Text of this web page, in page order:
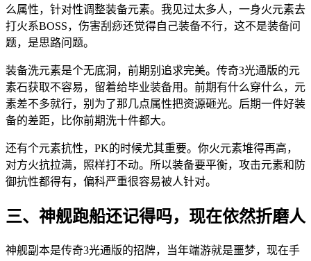
么属性，针对性调整装备元素。我见过太多人，一身火元素去
打火系BOSS，伤害刮痧还觉得自己装备不行，这不是装备问
题，是思路问题。
装备洗元素是个无底洞，前期别追求完美。传奇3光通版的元
素石获取不容易，留着给毕业装备用。前期有什么穿什么，元
素差不多就行，别为了那几点属性把资源砸光。后期一件好装
备的差距，比你前期洗十件都大。
还有个元素抗性，PK的时候尤其重要。你火元素堆得再高，
对方火抗拉满，照样打不动。所以装备要平衡，攻击元素和防
御抗性都得有，偏科严重很容易被人针对。
三、神舰跑船还记得吗，现在依然折磨人
神舰副本是传奇3光通版的招牌，当年端游就是噩梦，现在手